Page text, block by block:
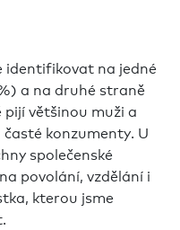
identifikovat na jedné
a na druhé straně
většinou muži a
konzumenty. U
společenské
povolání, vzdělání i
kterou jsme